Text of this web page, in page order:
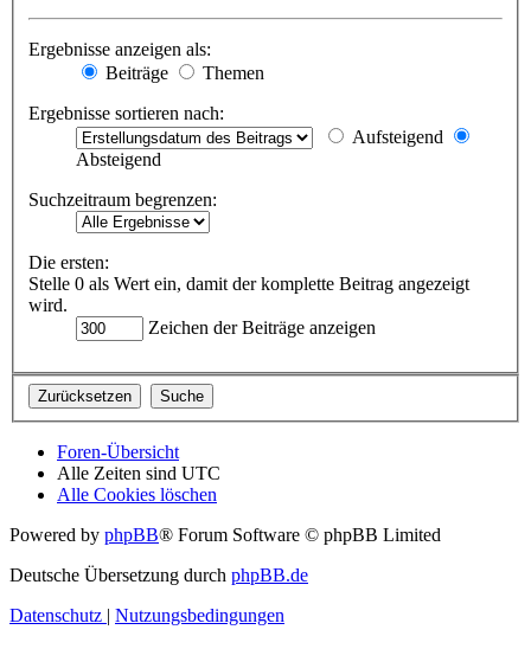
Ergebnisse anzeigen als:
Beiträge
Themen
Ergebnisse sortieren nach:
Aufsteigend
Absteigend
Suchzeitraum begrenzen:
Die ersten:
Stelle 0 als Wert ein, damit der komplette Beitrag angezeigt
wird.
Zeichen der Beiträge anzeigen
Foren-Übersicht
Alle Zeiten sind UTC
Alle Cookies löschen
Powered by phpBB® Forum Software © phpBB Limited
Deutsche Übersetzung durch phpBB.de
Datenschutz | Nutzungsbedingungen